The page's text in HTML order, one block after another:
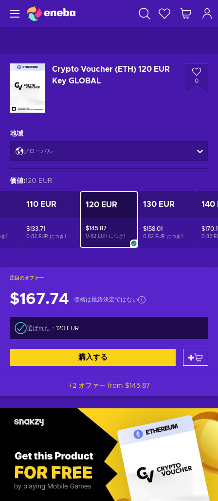
Crypto Voucher (ETH) 120 EUR
Key GLOBAL
0
注目のオファー
$167.74 価格は最終決定ではない
選ばれた： 120 EUR
購入する
+2 オファー from $145.87
地域
グローバル
価値:120 EUR
1
110 EUR
$133.71
0.82 EUR につき 1
120 EUR
$145.87
0.82 EUR につき 1
130 EUR
$158.01
0.82 EUR につき 1
140
0.82